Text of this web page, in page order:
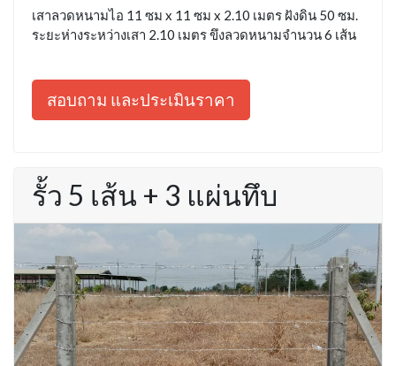
เสาลวดหนามไอ 11 ซม x 11 ซม x 2.10 เมตร ฝังดิน 50 ซม.
ระยะห่างระหว่างเสา 2.10 เมตร ขึงลวดหนามจำนวน 6 เส้น
สอบถาม และประเมินราคา
รั้ว 5 เส้น + 3 แผ่นทึบ